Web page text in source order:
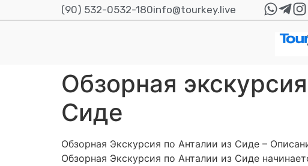
(90) 532-0532-180info@tourkey.live
Обзорная
Сиде
Обзорная Экскурсия по Анталии из Сиде –
Обзорная Экскурсия по Анталии из Сиде